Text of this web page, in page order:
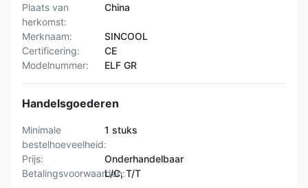
Plaats van
herkomst:
China
Merknaam:
SINCOOL
Certificering:
CE
Modelnummer:
ELF GR
Handelsgoederen
Minimale
bestelhoeveelheid:
1 stuks
Prijs:
Onderhandelbaar
Betalingsvoorwaarden:
L/C, T/T